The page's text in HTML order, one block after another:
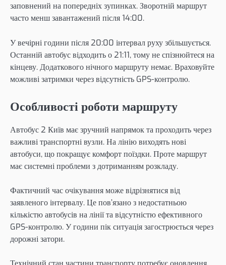
заповнений на попередніх зупинках. Зворотній маршрут
часто менш завантажений після 14:00.
У вечірні години після 20:00 інтервал руху збільшується.
Останній автобус відходить о 21:11, тому не спізнюйтеся на
кінцеву. Додаткового нічного маршруту немає. Враховуйте
можливі затримки через відсутність GPS-контролю.
Особливості роботи маршруту
Автобус 2 Київ має зручний напрямок та проходить через
важливі транспортні вузли. На лінію виходять нові
автобуси, що покращує комфорт поїздки. Проте маршрут
має системні проблеми з дотриманням розкладу.
Фактичний час очікування може відрізнятися від
заявленого інтервалу. Це пов’язано з недостатньою
кількістю автобусів на лінії та відсутністю ефективного
GPS-контролю. У години пік ситуація загострюється через
дорожні затори.